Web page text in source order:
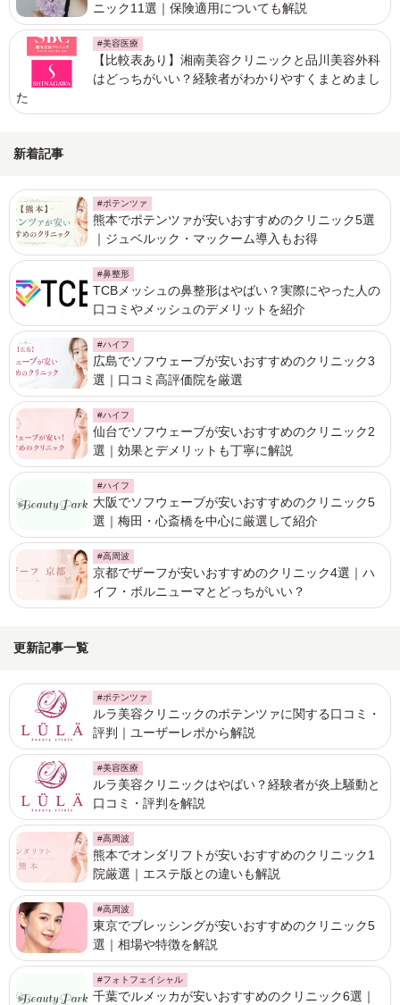
ニック11選｜保険適用についても解説
#美容医療
【比較表あり】湘南美容クリニックと品川美容外科
はどっちがいい？経験者がわかりやすくまとめまし
た
新着記事
#ポテンツァ
熊本でポテンツァが安いおすすめのクリニック5選
｜ジュベルック・マックーム導入もお得
#鼻整形
TCBメッシュの鼻整形はやばい？実際にやった人の
口コミやメッシュのデメリットを紹介
#ハイフ
広島でソフウェーブが安いおすすめのクリニック3
選｜口コミ高評価院を厳選
#ハイフ
仙台でソフウェーブが安いおすすめのクリニック2
選｜効果とデメリットも丁寧に解説
#ハイフ
大阪でソフウェーブが安いおすすめのクリニック5
選｜梅田・心斎橋を中心に厳選して紹介
#高周波
京都でザーフが安いおすすめのクリニック4選｜ハ
イフ・ボルニューマとどっちがいい？
更新記事一覧
#ポテンツァ
ルラ美容クリニックのポテンツァに関する口コミ・
評判｜ユーザーレポから解説
#美容医療
ルラ美容クリニックはやばい？経験者が炎上騒動と
口コミ・評判を解説
#高周波
熊本でオンダリフトが安いおすすめのクリニック1
院厳選｜エステ版との違いも解説
#高周波
東京でブレッシングが安いおすすめのクリニック5
選｜相場や特徴を解説
#フォトフェイシャル
千葉でルメッカが安いおすすめのクリニック6選｜